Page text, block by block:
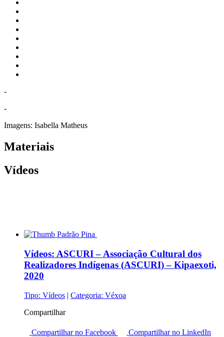
-
-
Imagens: Isabella Matheus
Materiais
Vídeos
Vídeos: ASCURI – Associação Cultural dos
Realizadores Indígenas (ASCURI) – Kipaexoti,
2020
Tipo: Vídeos | Categoria: Véxoa
Compartilhar
Compartilhar no Facebook Compartilhar no LinkedIn